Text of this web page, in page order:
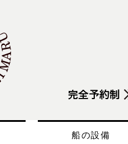
船の設備